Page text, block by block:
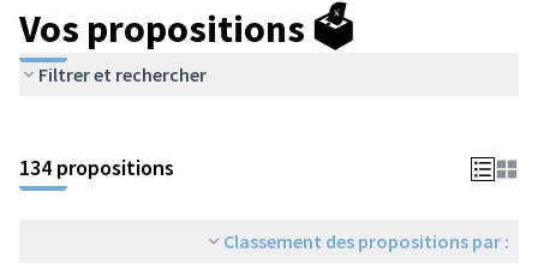
Vos propositions 🗳️
Filtrer et rechercher
134 propositions
Classement des propositions par :